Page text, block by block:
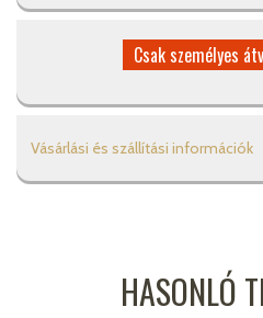
Csak személyes
Vásárlási és szállítási információk
HASONLÓ